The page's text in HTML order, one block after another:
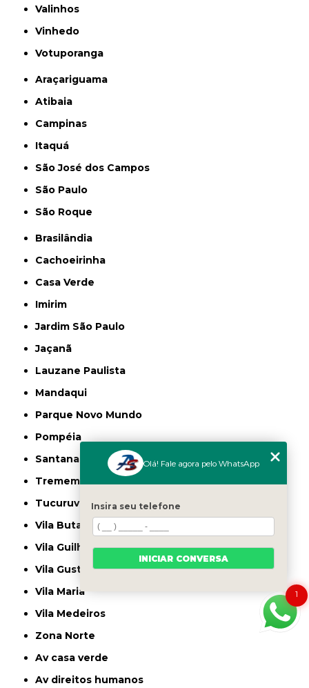
Valinhos
Vinhedo
Votuporanga
Araçariguama
Atibaia
Campinas
Itaquá
São José dos Campos
São Paulo
São Roque
Brasilândia
Cachoeirinha
Casa Verde
Imirim
Jardim São Paulo
Jaçanã
Lauzane Paulista
Mandaqui
Parque Novo Mundo
Pompéia
Santana
Tremembé
Tucuruvi
Vila Butantã
Vila Guilherme
Vila Gustavo
Vila Maria
Vila Medeiros
Zona Norte
av casa verde
av direitos humanos
1
Olá! Fale agora pelo WhatsApp
Insira seu telefone
INICIAR CONVERSA